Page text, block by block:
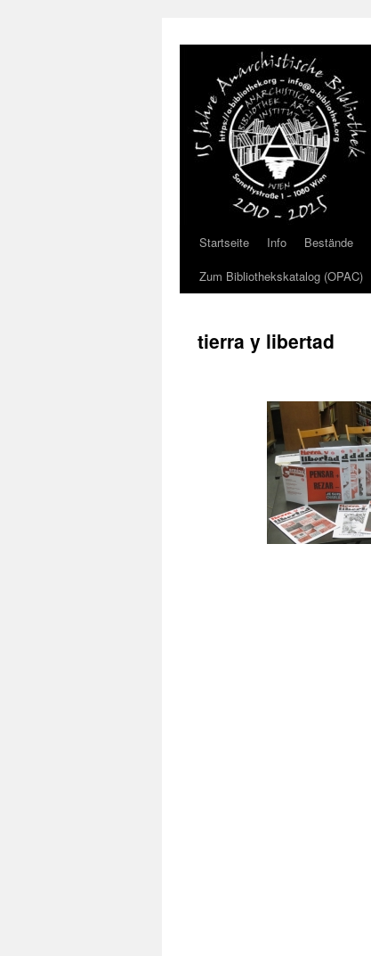
Startseite Info Bestände
Zum Bibliothekskatalog (OPAC)
tierra y libertad